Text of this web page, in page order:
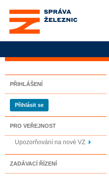
Správa železnic, státní
organizace
PŘIHLÁŠENÍ
Přihlásit se
PRO VEŘEJNOST
Upozorňování na nové VZ
ZADÁVACÍ ŘÍZENÍ